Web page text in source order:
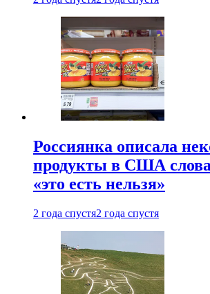
Россиянка описала
продукты в США
«это есть нельзя»
2 года спустя2 года спустя